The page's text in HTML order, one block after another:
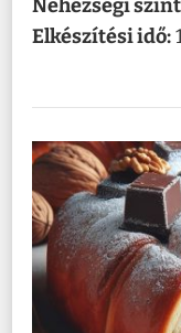
Nehézségi
Elkészítési idő: